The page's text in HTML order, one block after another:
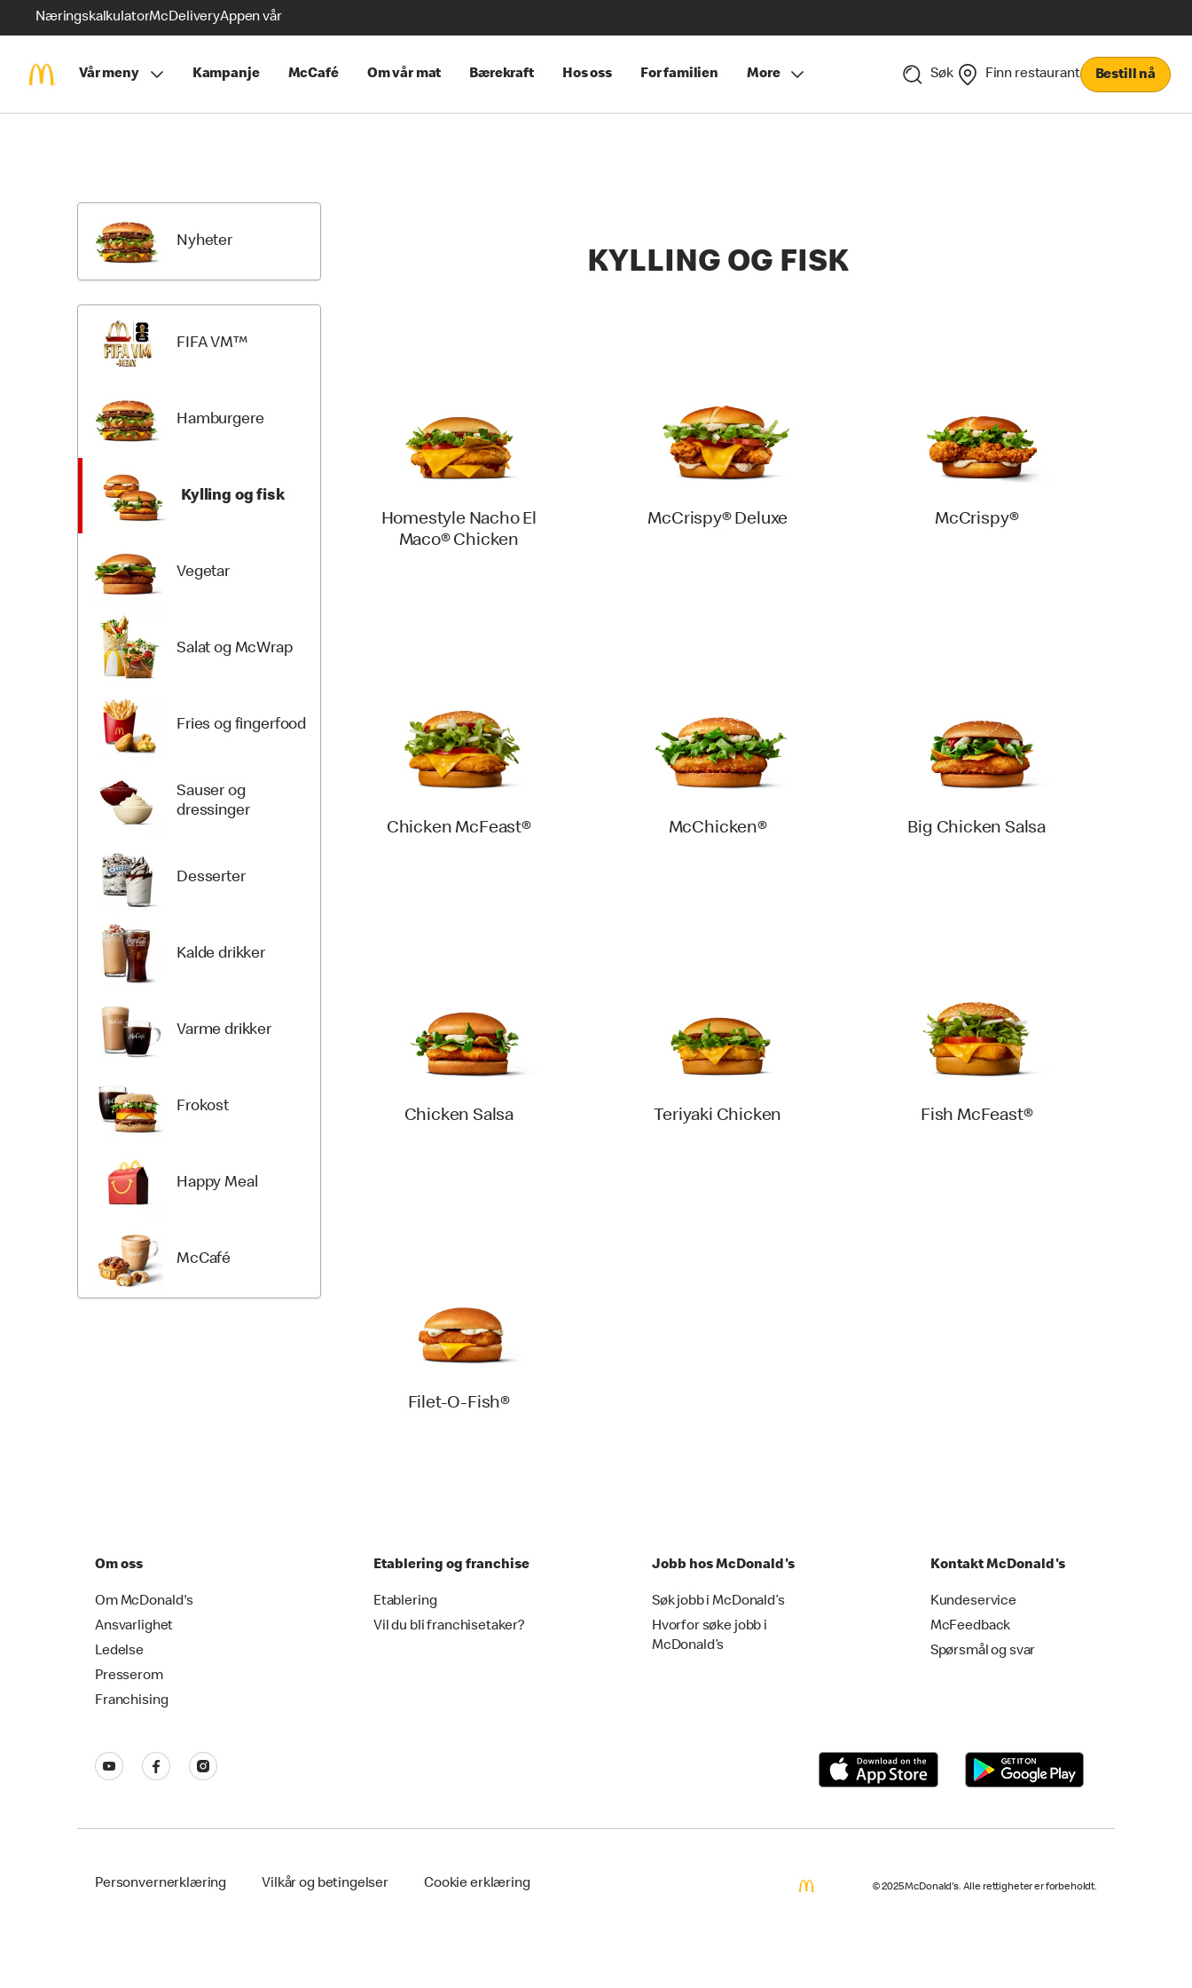
NæringskalkulatorMcDeliveryAppen vår
Vår meny Kampanje McCafé Om vår mat Bærekraft Hos oss For familien More Søk Finn restaurant Bestill nå
Nyheter
FIFA VM™
Hamburgere
Kylling og fisk
Vegetar
Salat og McWrap
Fries og fingerfood
Sauser og
dressinger
Desserter
Kalde drikker
Varme drikker
Frokost
Happy Meal
McCafé
KYLLING OG FISK
Homestyle Nacho El
Maco® Chicken
McCrispy® Deluxe McCrispy®
Chicken McFeast® McChicken® Big Chicken Salsa
Chicken Salsa Teriyaki Chicken Fish McFeast®
Filet-O-Fish®
Om oss
Om McDonald's
Ansvarlighet
Ledelse
Presserom
Franchising
Etablering og franchise
Etablering
Vil du bli franchisetaker?
Jobb hos McDonald's
Søk jobb i McDonald’s
Hvorfor søke jobb i
McDonald’s
Kontakt McDonald's
Kundeservice
McFeedback
Spørsmål og svar
Personvernerklæring Vilkår og betingelser Cookie erklæring © 2025 McDonald's. Alle rettigheter er forbeholdt.